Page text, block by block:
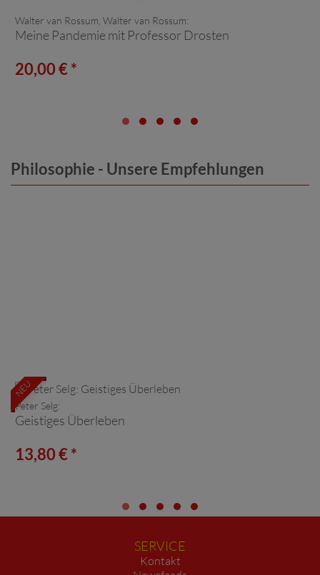
Walter van Rossum, Walter van Rossum:
Meine Pandemie mit Professor Drosten
20,00 € *
Philosophie - Unsere Empfehlungen
NEU
Peter Selg:
Geistiges Überleben
13,80 € *
SERVICE
Kontakt